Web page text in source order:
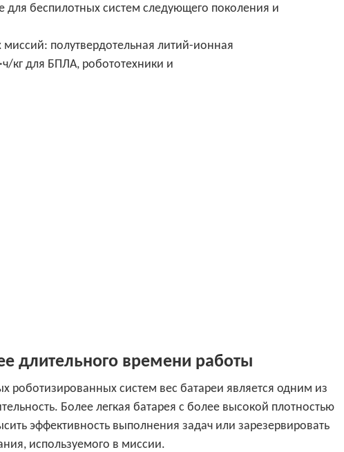
для беспилотных систем следующего поколения и
длительного времени работы
роботизированных систем вес батареи является одним из
Более легкая батарея с более высокой плотностью
эффективность выполнения задач или зарезервировать
используемого в миссии.